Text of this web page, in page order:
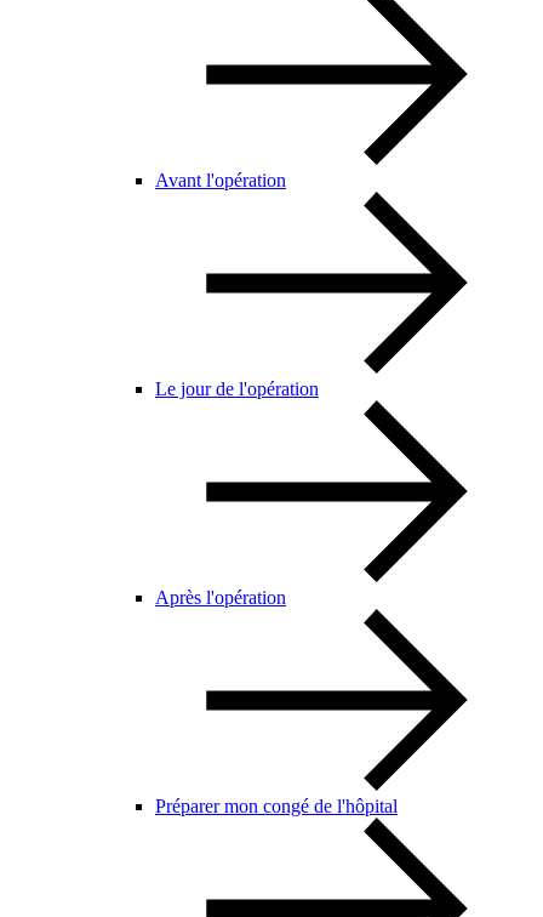
Avant l'opération
Le jour de l'opération
Après l'opération
Préparer mon congé de l'hôpital